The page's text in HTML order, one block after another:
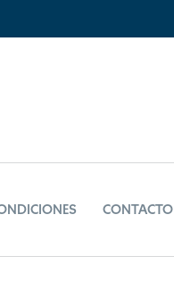
CONTACTO